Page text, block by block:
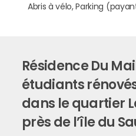
Abris à vélo, Parking
Résidence Du
étudiants
dans le quartier
près de l’île du